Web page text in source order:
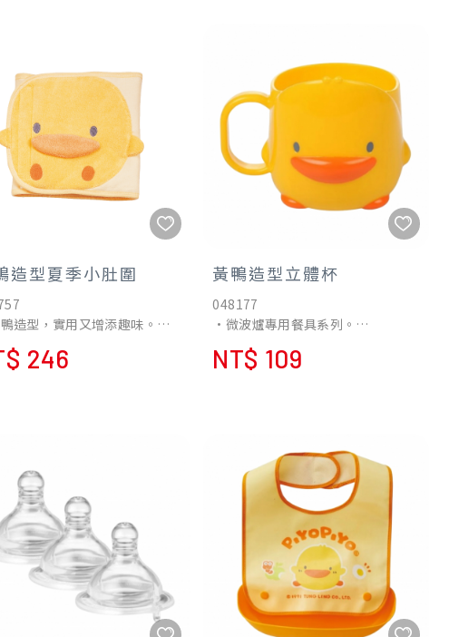
學習使用
設計有柔軟防滑材質，方便
餵餐及寶寶使用餐具上手後使
造型夏季小肚圍
造型，實用又增添趣味。
彈性鬆緊調整，寶寶睡覺時
落，更能加強保暖的功用。
246
黃鴨造型立體杯
048177
•微波爐專用餐具系列。
•重量輕，不易摔破，適合孩童使
用。
NT$ 109